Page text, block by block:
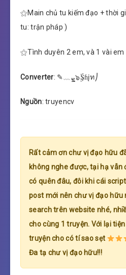
⚝Main chủ tu kiếm đạo + thời
tu: trận pháp )
⚝Tình duyên 2 em, và 1 vài em
Converter : ✎﹏ܨ๖ۣۜ₷ɦįท⎠
Nguồn: truyencv
Rất cảm ơn chư vị đạo hữu
không nghe được, tại hạ vẫn
có quên đâu, đôi khi cái
post mới nên chư vị đạo hữu
search trên website nhé,
cho cùng 1 truyện. Với lại
truyện cho có tí sao sẹt
Đa tạ chư vị đạo hữu!!!